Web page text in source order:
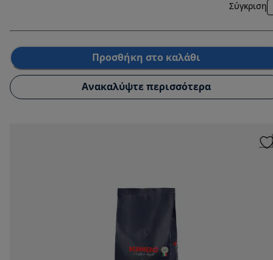
Σύγκριση
Προσθήκη στο καλάθι
Ανακαλύψτε περισσότερα